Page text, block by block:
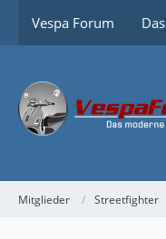
Vespa Forum
Mitglieder Streetfighter